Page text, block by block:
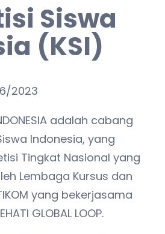
Siswa
(KSI)
2023
adalah cabang
Indonesia, yang
Tingkat Nasional yang
Lembaga Kursus dan
yang bekerjasama
GLOBAL LOOP.